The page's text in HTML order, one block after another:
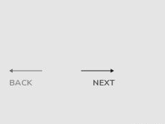
BACK NEXT